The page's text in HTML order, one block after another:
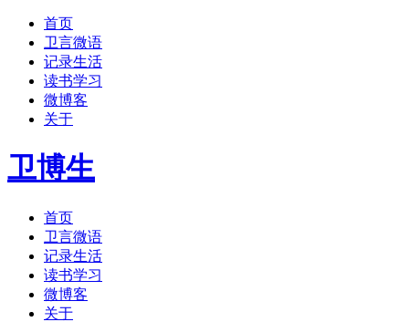
首页
卫言微语
记录生活
读书学习
微博客
关于
卫博生
首页
卫言微语
记录生活
读书学习
微博客
关于